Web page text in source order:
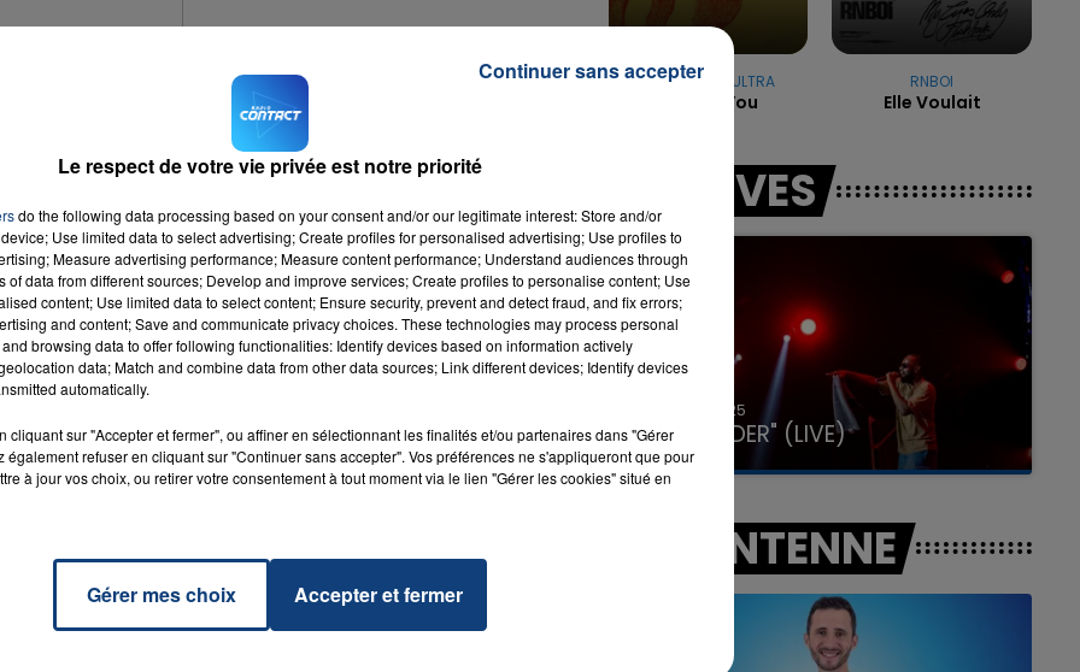
7h00 - 11h00
LA TEAM DE L'ÉTÉ
région lors de l'émission de télévision "Le Villlage Préféré des Français". ANOTR & 54 ULTRA
Talk To You
RNBOI
Elle Voulait
LES LIVES
31 janvier 2025
GIMS "SPIDER" (LIVE)
A L'ANTENNE
Le respect de votre vie privée est notre priorité
do the following data processing based on your consent and/or our legitimate interest: Store and/or
Use limited data to select advertising; Create profiles for personalised advertising; Use profiles to
Measure advertising performance; Measure content performance; Understand audiences through
of data from different sources; Develop and improve services; Create profiles to personalise content; Use
content; Use limited data to select content; Ensure security, prevent and detect fraud, and fix errors;
and content; Save and communicate privacy choices. These technologies may process personal
browsing data to offer following functionalities: Identify devices based on information actively
data; Match and combine data from other data sources; Link different devices; Identify devices
automatically.
cliquant sur "Accepter et fermer", ou affiner en sélectionnant les finalités et/ou partenaires dans "Gérer
également refuser en cliquant sur "Continuer sans accepter". Vos préférences ne s'appliqueront que pour
à jour vos choix, ou retirer votre consentement à tout moment via le lien "Gérer les cookies" situé en
Gérer mes choix Accepter et fermer
Continuer sans accepter